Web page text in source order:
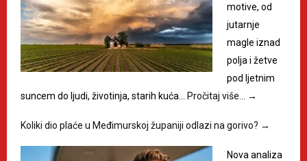
motive, od
jutarnje
magle iznad
polja i žetve
pod ljetnim
suncem do ljudi, životinja, starih kuća… Pročitaj više… →
Koliki dio plaće u Međimurskoj županiji odlazi na gorivo? →
Nova analiza